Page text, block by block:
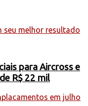
para Aircross e
R$ 22 mil